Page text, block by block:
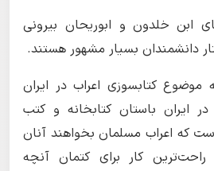
ابن خلدون و ابوریحان بیرونی
دانشمندان بسیار مشهور هستند.
موضوع کتابسوزی اعراب در ایران
ایران باستان کتابخانه و کتب
که اعراب مسلمان بخواهند آنان
راحت‌ترین کار برای کتمان آنچه